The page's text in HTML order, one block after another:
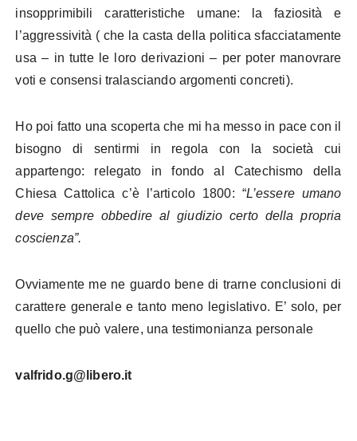
insopprimibili caratteristiche umane: la faziosità e
l’aggressività ( che la casta della politica sfacciatamente
usa – in tutte le loro derivazioni – per poter manovrare
voti e consensi tralasciando argomenti concreti).
Ho poi fatto una scoperta che mi ha messo in pace con il
bisogno di sentirmi in regola con la società cui
appartengo: relegato in fondo al Catechismo della
Chiesa Cattolica c’è l’articolo 1800: “L’essere umano
deve sempre obbedire al giudizio certo della propria
coscienza”.
Ovviamente me ne guardo bene di trarne conclusioni di
carattere generale e tanto meno legislativo. E’ solo, per
quello che può valere, una testimonianza personale
valfrido.g@libero.it